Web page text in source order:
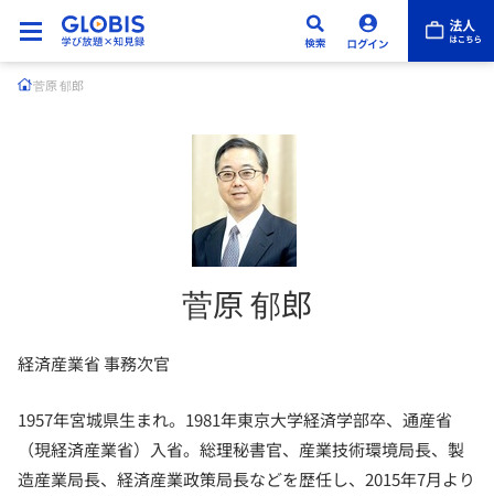
菅原 郁郎
菅原 郁郎
経済産業省 事務次官
1957年宮城県生まれ。1981年東京大学経済学部卒、通産省
（現経済産業省）入省。総理秘書官、産業技術環境局長、製
造産業局長、経済産業政策局長などを歴任し、2015年7月より